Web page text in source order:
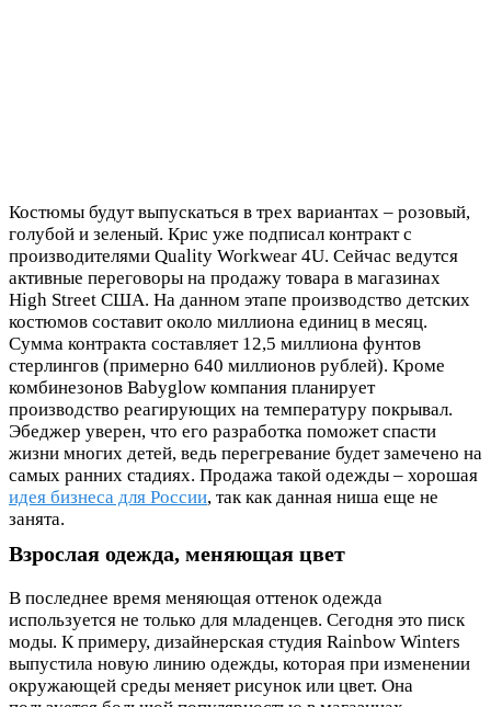
Костюмы будут выпускаться в трех вариантах – розовый,
голубой и зеленый. Крис уже подписал контракт с
производителями Quality Workwear 4U. Сейчас ведутся
активные переговоры на продажу товара в магазинах
High Street США. На данном этапе производство детских
костюмов составит около миллиона единиц в месяц.
Сумма контракта составляет 12,5 миллиона фунтов
стерлингов (примерно 640 миллионов рублей). Кроме
комбинезонов Babyglow компания планирует
производство реагирующих на температуру покрывал.
Эбеджер уверен, что его разработка поможет спасти
жизни многих детей, ведь перегревание будет замечено на
самых ранних стадиях. Продажа такой одежды – хорошая
идея бизнеса для России, так как данная ниша еще не
занята.
Взрослая одежда, меняющая цвет
В последнее время меняющая оттенок одежда
используется не только для младенцев. Сегодня это писк
моды. К примеру, дизайнерская студия Rainbow Winters
выпустила новую линию одежды, которая при изменении
окружающей среды меняет рисунок или цвет. Она